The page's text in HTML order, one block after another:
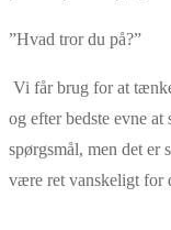
”Hvad tror du på?”
Vi får brug for at
og efter bedste evne at
spørgsmål, men det er
være ret vanskeligt for